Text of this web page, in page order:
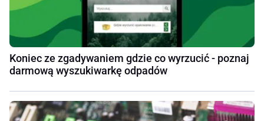
Koniec ze zgadywaniem gdzie co wyrzucić - poznaj
darmową wyszukiwarkę odpadów